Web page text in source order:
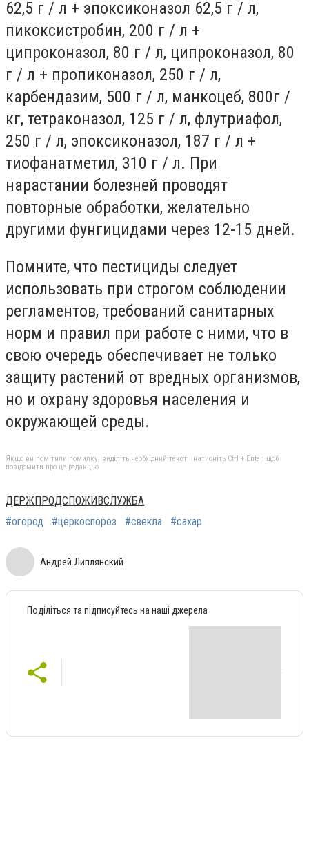
62,5 г / л + эпоксиконазол 62,5 г / л,
пикоксистробин, 200 г / л +
ципроконазол, 80 г / л, ципроконазол, 80
г / л + пропиконазол, 250 г / л,
карбендазим, 500 г / л, манкоцеб, 800г /
кг, тетраконазол, 125 г / л, флутриафол,
250 г / л, эпоксиконазол, 187 г / л +
тиофанатметил, 310 г / л. При
нарастании болезней проводят
повторные обработки, желательно
другими фунгицидами через 12-15 дней.
Помните, что пестициды следует
использовать при строгом соблюдении
регламентов, требований санитарных
норм и правил при работе с ними, что в
свою очередь обеспечивает не только
защиту растений от вредных организмов,
но и охрану здоровья населения и
окружающей среды.
Якщо ви помітили помилку, виділіть необхідний текст і натисніть Ctrl + Enter, щоб
повідомити про це редакцію
ДЕРЖПРОДСПОЖИВСЛУЖБА
#огород
#церкоспороз #свекла #сахар
Андрей Липлянский
Поділіться та підписуйтесь на наші джерела